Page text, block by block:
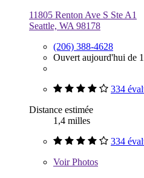
11805 Renton Ave S Ste A1
Seattle, WA 98178
(206) 388-4628
Ouvert aujourd'hui de
334
Distance estimée
1,4 milles
334
VoirPhotos